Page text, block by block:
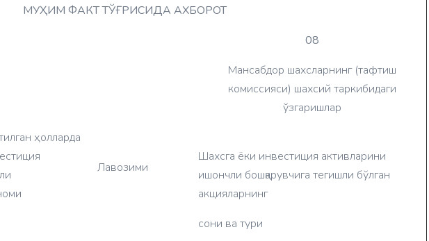
МУҲИМ ФАКТ ТЎҒРИСИДА АХБОРОТ
08
Мансабдор шахсларнинг (тафтиш
комиссияси) шахсий таркибидаги
ўзгаришлар
ҳолларда
Лавозими
Шахсга ёки инвестиция активларини
ишончли бошқарувчига тегишли бўлган
акцияларнинг
сони ва тури